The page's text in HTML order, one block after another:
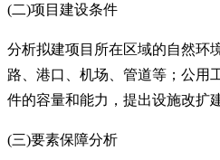
(二)项目建设条件
分析拟建项目所在区域的自然环
路、港口、机场、管道等；公用
件的容量和能力，提出设施改扩
(三)要素保障分析